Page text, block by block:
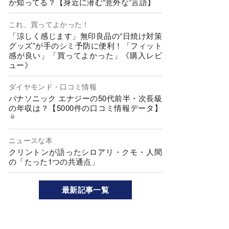
これ、買ってよかった！
「涼しく感じます」無印良品の“日焼け対策
グッズ”が手のシミ予防に便利！「フィット
感が良い」「買ってよかった」《購入レビ
ュー》
ダイヤモンド・口コミ情報
パナソニック エナジーの50代前半・次長級
の年収は？【5000件の口コミ情報データ】
ニュースな本
クリントンが語ったシロアリ・クモ・人間
の「たった1つの共通点」
最新記事一覧